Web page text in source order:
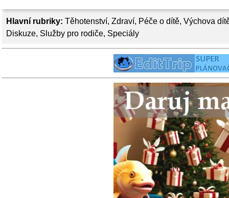
Hlavní rubriky: Těhotenství, Zdraví, Péče o dítě, Výchova
Diskuze, Služby pro rodiče, Speciály